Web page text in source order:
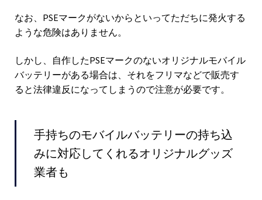
なお、PSEマークがないからといってただちに発火する
ような危険はありません。
しかし、自作したPSEマークのないオリジナルモバイル
バッテリーがある場合は、それをフリマなどで販売す
ると法律違反になってしまうので注意が必要です。
手持ちのモバイルバッテリーの持ち込
みに対応してくれるオリジナルグッズ
業者も